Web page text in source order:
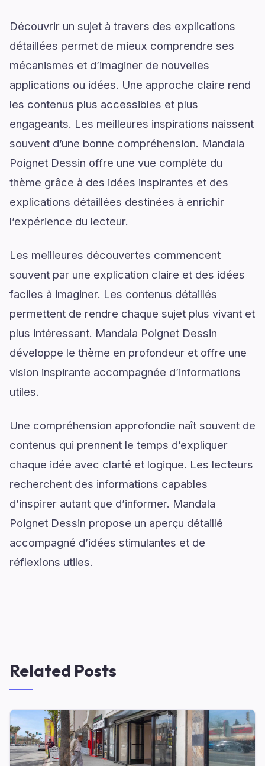
Découvrir un sujet à travers des explications
détaillées permet de mieux comprendre ses
mécanismes et d’imaginer de nouvelles
applications ou idées. Une approche claire rend
les contenus plus accessibles et plus
engageants. Les meilleures inspirations naissent
souvent d’une bonne compréhension. Mandala
Poignet Dessin offre une vue complète du
thème grâce à des idées inspirantes et des
explications détaillées destinées à enrichir
l’expérience du lecteur.
Les meilleures découvertes commencent
souvent par une explication claire et des idées
faciles à imaginer. Les contenus détaillés
permettent de rendre chaque sujet plus vivant et
plus intéressant. Mandala Poignet Dessin
développe le thème en profondeur et offre une
vision inspirante accompagnée d’informations
utiles.
Une compréhension approfondie naît souvent de
contenus qui prennent le temps d’expliquer
chaque idée avec clarté et logique. Les lecteurs
recherchent des informations capables
d’inspirer autant que d’informer. Mandala
Poignet Dessin propose un aperçu détaillé
accompagné d’idées stimulantes et de
réflexions utiles.
Related Posts